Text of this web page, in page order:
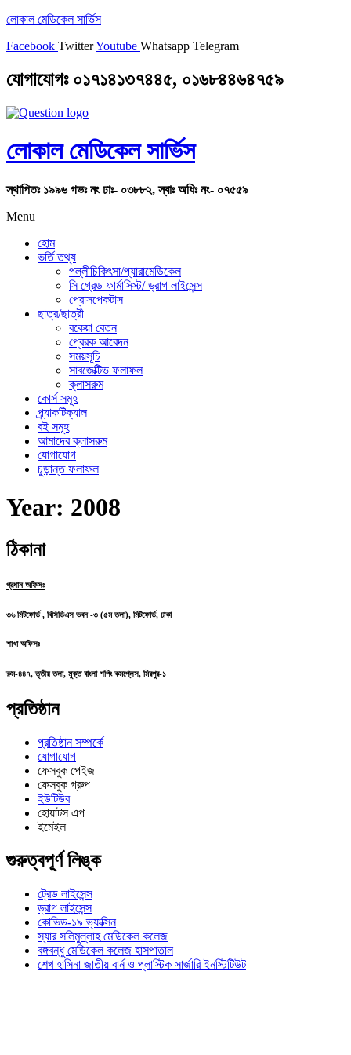
লোকাল মেডিকেল সার্ভিস
Facebook TwitterYoutube Whatsapp Telegram
যোগাযোগঃ ০১৭১৪১৩৭৪৪৫, ০১৬৮৪৪৬৪৭৫৯
লোকাল মেডিকেল সার্ভিস
স্থাপিতঃ ১৯৯৬ গভঃ নং ঢাঃ- ০৩৮৮২, স্বাঃ অধিঃ নং- ০৭৫৫৯
Menu
হোম
ভর্তি তথ্য
পল্লীচিকিৎসা/প্যারামেডিকেল
সি গ্রেড ফার্মাসিস্ট/ ড্রাগ লাইসেন্স
প্রোসপেকটাস
ছাত্র/ছাত্রী
বকেয়া বেতন
প্রেরক আবেদন
সময়সূচি
সাবজেক্টিভ ফলাফল
ক্লাসরুম
কোর্স সমূহ
প্র্যাকটিক্যাল
বই সমূহ
আমাদের ক্লাসরুম
যোগাযোগ
চুড়ান্ত ফলাফল
Year: 2008
ঠিকানা
প্রধান অফিসঃ
৩৬ মিটফোর্ড , বিসিডিএস ভবন -৩ (৫ম তলা), মিটফোর্ড, ঢাকা
শাখা অফিসঃ
রুম-৪৪৭, তৃতীয় তলা, মুক্ত বাংলা শপিং কমপ্লেস, মিরপুর-১
প্রতিষ্ঠান
প্রতিষ্ঠান সম্পর্কে
যোগাযোগ
ফেসবুক পেইজ
ফেসবুক গ্রুপ
ইউটিউব
হোয়াটস এপ
ইমেইল
গুরুত্বপূর্ণ লিঙ্ক
ট্রেড লাইসেন্স
ড্রাগ লাইসেন্স
কোভিড-১৯ ভ্যাক্সিন
স্যার সলিমুল্লাহ মেডিকেল কলেজ
বঙ্গবন্ধু মেডিকেল কলেজ হাসপাতাল
শেখ হাসিনা জাতীয় বার্ন ও প্লাস্টিক সার্জারি ইনস্টিটিউট